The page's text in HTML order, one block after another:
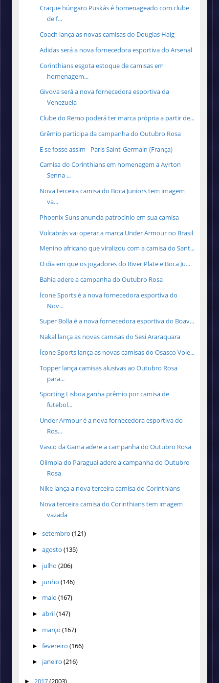
Craque húngaro Puskás é homenageado com clube
de f...
Coach lança as novas camisas do Douglas Haig
Adidas será a nova fornecedora esportiva do Arsenal
Corinthians esgota estoque de camisas em
homenagem...
Givova será a nova fornecedora esportiva da
Venezuela
Clube do Remo poderá ter marca própria a partir de...
Grêmio participa da campanha do Outubro Rosa
E se fosse assim - Paris Saint-Germain (França)
Camisa do Corinthians em homenagem a Ayrton
Senna ...
Nova terceira camisa do Boca Juniors tem imagem
va...
Phoenix Suns anuncia patrocínio em sua camisa
Vulcabrás vai operar a marca Under Armour no Brasil
Menino africano que viralizou com a camisa do Sant...
O dia em que os jogadores do River Plate e Boca Ju...
Bahia adere a campanha do Outubro Rosa
Ícone Sports é a nova fornecedora esportiva do
Nov...
Super Bolla é a nova fornecedora esportiva do Boav...
Nakal lança as novas camisas do Sesi Araraquara
Ícone Sports lança as novas camisas do Osasco Vole...
Topper lança camisas alusivas ao Outubro Rosa
para...
Sporting Lisboa ganha prêmio por camisa de
futebol...
Under Armour é a nova fornecedora esportiva do
Ros...
Vasco da Gama adere a campanha do Outubro Rosa
Olimpia do Paraguai adere a campanha do Outubro
Rosa
Nike lança a nova terceira camisa do Corinthians
Nova terceira camisa do Corinthians tem imagem
vazada
► setembro (121)
► agosto (135)
► julho (206)
► junho (146)
► maio (167)
► abril(147)
► março (167)
► fevereiro (166)
► janeiro (216)
► 2017(2003)